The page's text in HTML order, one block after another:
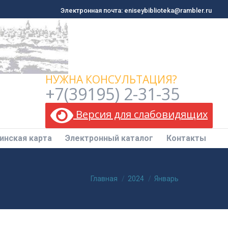
Электронная почта: eniseybiblioteka@rambler.ru
НУЖНА КОНСУЛЬТАЦИЯ?
+7(39195) 2-31-35
Версия для слабовидящих
карта Электронный каталог Контакты
Вы здесь:
Главная 2024 Январь
Электронная почта: eniseybiblioteka@rambler.ru
карта Электронный каталог